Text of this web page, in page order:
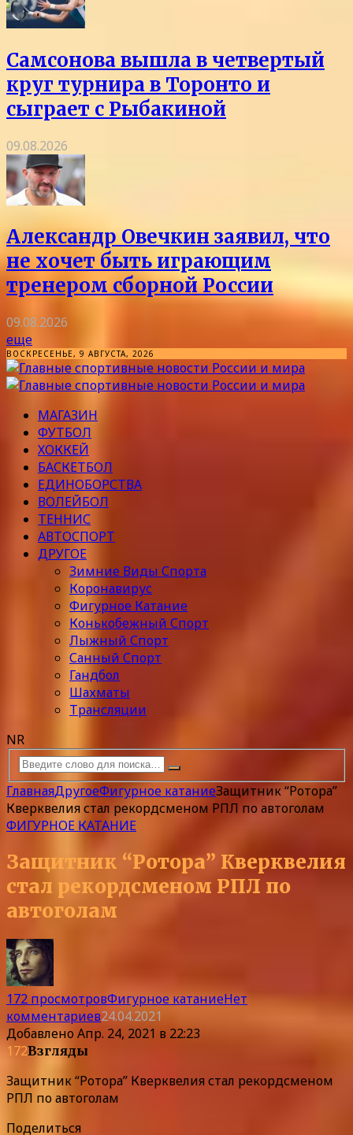
Самсонова вышла в четвертый
круг турнира в Торонто и
сыграет с Рыбакиной
09.08.2026
Александр Овечкин заявил, что
не хочет быть играющим
тренером сборной России
09.08.2026
еще
ВОСКРЕСЕНЬЕ, 9 АВГУСТА, 2026
МАГАЗИН
ФУТБОЛ
ХОККЕЙ
БАСКЕТБОЛ
ЕДИНОБОРСТВА
ВОЛЕЙБОЛ
ТЕННИС
АВТОСПОРТ
ДРУГОЕ
Зимние Виды Спорта
Коронавирус
Фигурное Катание
Конькобежный Спорт
Лыжный Спорт
Санный Спорт
Гандбол
Шахматы
Трансляции
NR
ГлавнаяДругоеФигурное катаниеЗащитник “Ротора”
Кверквелия стал рекордсменом РПЛ по автоголам
ФИГУРНОЕ КАТАНИЕ
Защитник “Ротора” Кверквелия
стал рекордсменом РПЛ по
автоголам
172 просмотровФигурное катаниеНет
комментариев24.04.2021
ДобавленоАпр. 24, 2021 в 22:23
172Взгляды
Защитник “Ротора” Кверквелия стал рекордсменом
РПЛ по автоголам
Поделиться